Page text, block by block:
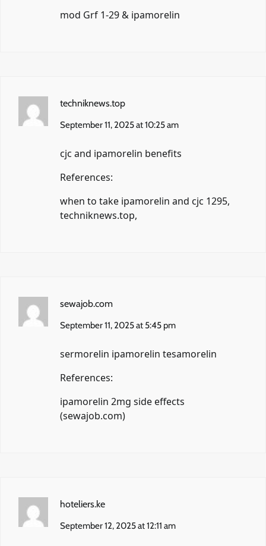
mod Grf 1-29 & ipamorelin
techniknews.top
September 11, 2025 at 10:25 am
cjc and ipamorelin benefits
References:
when to take ipamorelin and cjc 1295,
techniknews.top,
sewajob.com
September 11, 2025 at 5:45 pm
sermorelin ipamorelin tesamorelin
References:
ipamorelin 2mg side effects
(sewajob.com)
hoteliers.ke
September 12, 2025 at 12:11 am